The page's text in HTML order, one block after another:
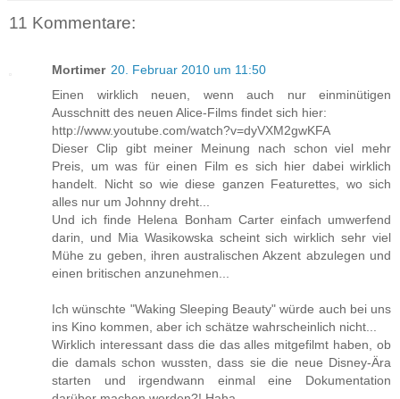
11 Kommentare:
Mortimer 20. Februar 2010 um 11:50
Einen wirklich neuen, wenn auch nur einminütigen
Ausschnitt des neuen Alice-Films findet sich hier:
http://www.youtube.com/watch?v=dyVXM2gwKFA
Dieser Clip gibt meiner Meinung nach schon viel mehr
Preis, um was für einen Film es sich hier dabei wirklich
handelt. Nicht so wie diese ganzen Featurettes, wo sich
alles nur um Johnny dreht...
Und ich finde Helena Bonham Carter einfach umwerfend
darin, und Mia Wasikowska scheint sich wirklich sehr viel
Mühe zu geben, ihren australischen Akzent abzulegen und
einen britischen anzunehmen...
Ich wünschte "Waking Sleeping Beauty" würde auch bei uns
ins Kino kommen, aber ich schätze wahrscheinlich nicht...
Wirklich interessant dass die das alles mitgefilmt haben, ob
die damals schon wussten, dass sie die neue Disney-Ära
starten und irgendwann einmal eine Dokumentation